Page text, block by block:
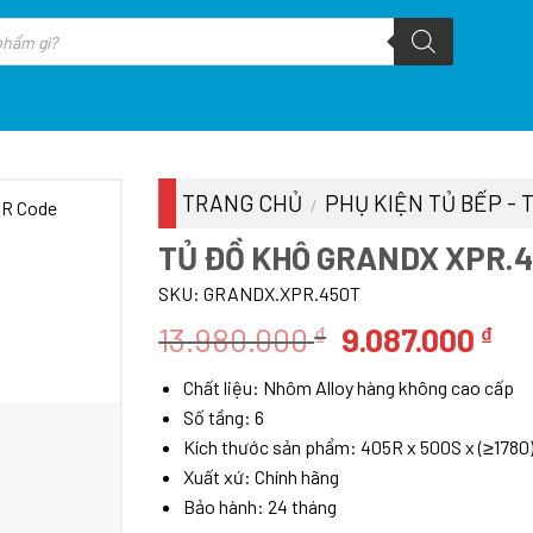
TRANG CHỦ / PHỤ KIỆN TỦ BẾP -
TỦ ĐỒ KHÔ GRANDX
SKU: GRANDX.XPR.450T
13.980.000₫ Giá
là:
13.980.000 ₫.
9.087.000 ₫
tại
là:
Chất liệu: Nhôm Alloy hàng không cao cấp
Số tầng: 6
Kích thước sản phẩm: 405R x 500S x
Xuất xứ: Chính hãng
Bảo hành: 24 tháng